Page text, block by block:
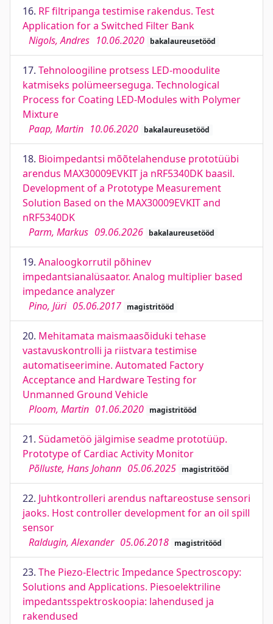
16. RF filtripanga testimise rakendus. Test
Application for a Switched Filter Bank
Nigols, Andres 10.06.2020 bakalaureusetööd
17. Tehnoloogiline protsess LED-moodulite
katmiseks polümeerseguga. Technological
Process for Coating LED-Modules with Polymer
Mixture
Paap, Martin 10.06.2020 bakalaureusetööd
18. Bioimpedantsi mõõtelahenduse prototüübi
arendus MAX30009EVKIT ja nRF5340DK baasil.
Development of a Prototype Measurement
Solution Based on the MAX30009EVKIT and
nRF5340DK
Parm, Markus 09.06.2026 bakalaureusetööd
19. Analoogkorrutil põhinev
impedantsianalüsaator. Analog multiplier based
impedance analyzer
Pino, Jüri 05.06.2017 magistritööd
20. Mehitamata maismaasõiduki tehase
vastavuskontrolli ja riistvara testimise
automatiseerimine. Automated Factory
Acceptance and Hardware Testing for
Unmanned Ground Vehicle
Ploom, Martin 01.06.2020 magistritööd
21. Südametöö jälgimise seadme prototüüp.
Prototype of Cardiac Activity Monitor
Põlluste, Hans Johann 05.06.2025 magistritööd
22. Juhtkontrolleri arendus naftareostuse sensori
jaoks. Host controller development for an oil spill
sensor
Raldugin, Alexander 05.06.2018 magistritööd
23. The Piezo-Electric Impedance Spectroscopy:
Solutions and Applications. Piesoelektriline
impedantsspektroskoopia: lahendused ja
rakendused